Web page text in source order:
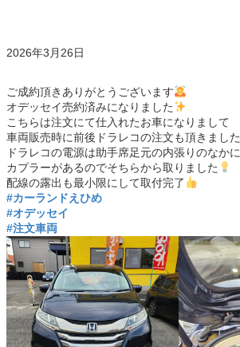
2026年3月26日
ご成約頂きありがとうございます
オデッセイ売約済みになりました
こちらは注文にて仕入れたお車になりまして
車両販売時に前後ドラレコの注文も頂きました
ドラレコの電源は助手席足元の内張りのなかに
カプラーがあるのでそちらから取りました
配線の露出も最小限にして取付完了
#カーランドえひめ
#オデッセイ
#注文車両